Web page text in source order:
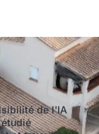
de l'IA